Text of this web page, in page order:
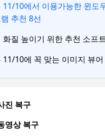
11/10에서 이용가능한 윈도
추천 8선
화질 높이기 위한 추천 소프
11/10에 꼭 맞는 이미지 뷰어
진 복구
영상 복구